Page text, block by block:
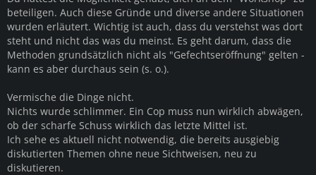
beteiligen. Auch diese Gründe und diverse andere Situationen
wurden erläutert. Wichtig ist auch, dass du verstehst was dort
steht und nicht das was du meinst. Es geht darum, dass die
Methoden grundsätzlich nicht als "Gefechtseröffnung" gelten -
kann es aber durchaus sein (s. o.).
Vermische die Dinge nicht.
Nichts wurde schlimmer. Ein Cop muss nun wirklich abwägen,
ob der scharfe Schuss wirklich das letzte Mittel ist.
Ich sehe es aktuell nicht notwendig, die bereits ausgiebig
diskutierten Themen ohne neue Sichtweisen, neu zu
diskutieren.